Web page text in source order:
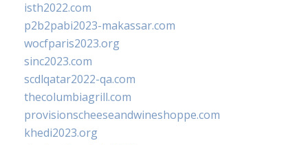
isth2022.com
p2b2pabi2023-makassar.com
wocfparis2023.org
sinc2023.com
scdlqatar2022-qa.com
thecolumbiagrill.com
provisionscheeseandwineshoppe.com
khedi2023.org